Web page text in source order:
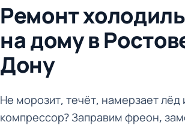
Ремонт
на дому в
Дону
Не морозит, течёт, намерзает лёд
компрессор? Заправим фреон,